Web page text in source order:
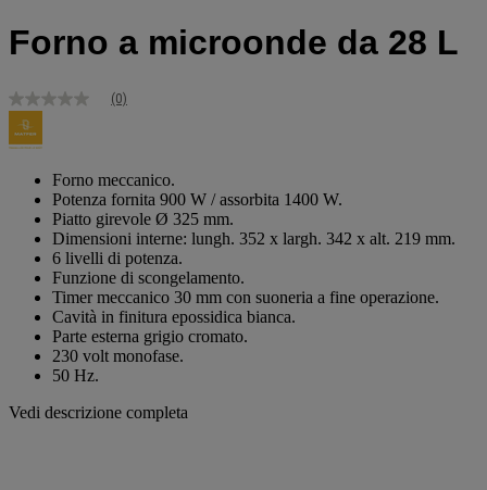
Forno a microonde da 28 L
Nessuna
valutazione
Stesso
pagina.
(0)
Forno meccanico.
Potenza fornita 900 W / assorbita 1400 W.
Piatto girevole Ø 325 mm.
Dimensioni interne: lungh. 352 x largh. 342 x alt. 219 mm.
6 livelli di potenza.
Funzione di scongelamento.
Timer meccanico 30 mm con suoneria a fine operazione.
Cavità in finitura epossidica bianca.
Parte esterna grigio cromato.
230 volt monofase.
50 Hz.
Vedi descrizione completa